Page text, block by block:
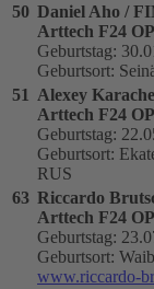
50 Daniel Aho /
Arttech F24
Geburtstag:
Geburtsort:
51 Alexey
Arttech F24
Geburtstag:
Geburtsort:
RUS
63 Riccardo
Arttech F24
Geburtstag:
Geburtsort:
www.riccardo-